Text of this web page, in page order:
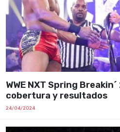
WWE NXT Spring
cobertura y resultados
24/04/2024